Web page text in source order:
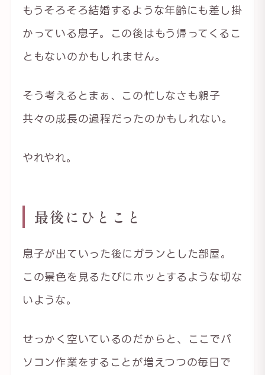
もうそろそろ結婚するような年齢にも差し掛
かっている息子。この後はもう帰ってくるこ
ともないのかもしれません。
そう考えるとまぁ、この忙しなさも親子
共々の成長の過程だったのかもしれない。
やれやれ。
最後にひとこと
息子が出ていった後にガランとした部屋。
この景色を見るたびにホッとするような切な
いような。
せっかく空いているのだからと、ここでパ
ソコン作業をすることが増えつつの毎日で